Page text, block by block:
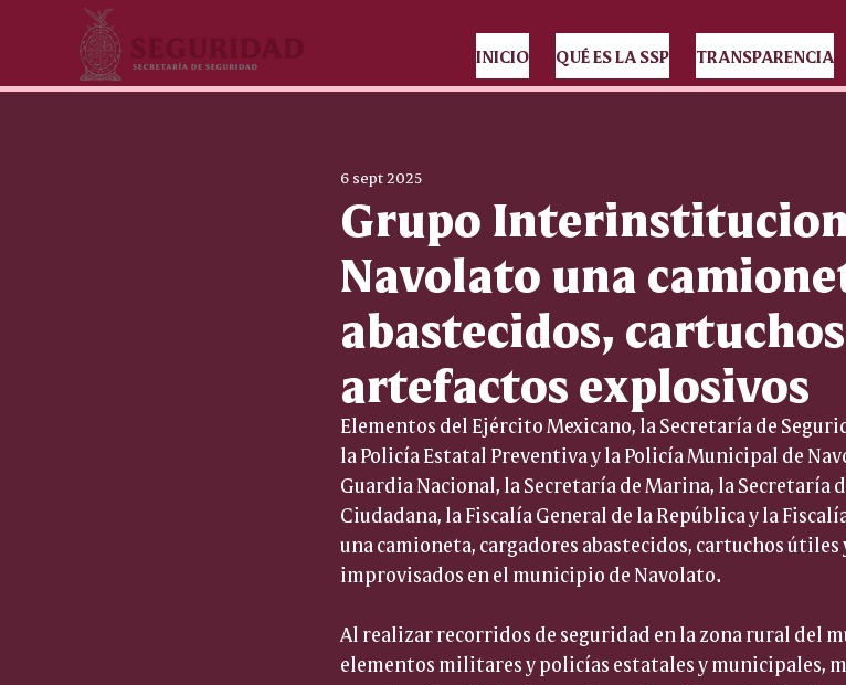
INICIO QUÉ ES LA SSP TRANSPARENCIA
Grupo
Navolato una
abastecidos,
artefactos explosivos
6 sept 2025
Elementos del Ejército Mexicano, la Secretaría de
la Policía Estatal Preventiva y la Policía Municipal de
Guardia Nacional, la Secretaría de Marina, la Secretaría
Ciudadana, la Fiscalía General de la República y la
una camioneta, cargadores abastecidos, cartuchos
improvisados en el municipio de Navolato.
Al realizar recorridos de seguridad en la zona rural del
elementos militares y policías estatales y municipales,